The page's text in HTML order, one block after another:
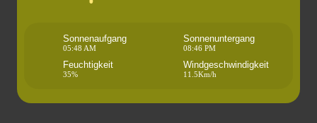
Sonnenaufgang
05:48 AM
Sonnenuntergang
08:46 PM
Feuchtigkeit
35%
Windgeschwindigkeit
11.5Km/h